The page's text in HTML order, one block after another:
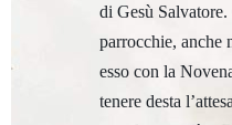
di Gesù
parrocchie, anche
esso con la
tenere desta